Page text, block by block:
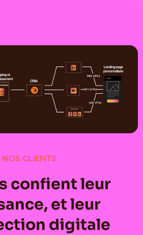
NOS CLIENTS
confient leur
et leur
digitale